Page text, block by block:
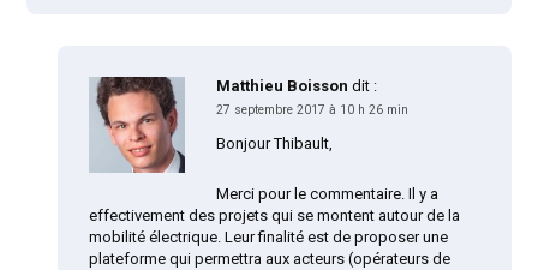
Matthieu Boisson dit :
27 septembre 2017 à 10 h 26 min
Bonjour Thibault,
Merci pour le commentaire. Il y a
effectivement des projets qui se montent autour de la
mobilité électrique. Leur finalité est de proposer une
plateforme qui permettra aux acteurs (opérateurs de